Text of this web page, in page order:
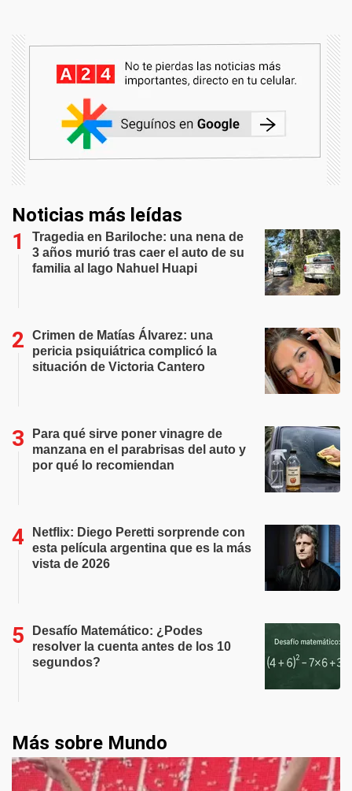
Noticias más leídas
Tragedia en Bariloche: una nena de
3 años murió tras caer el auto de su
familia al lago Nahuel Huapi
Crimen de Matías Álvarez: una
pericia psiquiátrica complicó la
situación de Victoria Cantero
Para qué sirve poner vinagre de
manzana en el parabrisas del auto y
por qué lo recomiendan
Netflix: Diego Peretti sorprende con
esta película argentina que es la más
vista de 2026
Desafío Matemático: ¿Podes
resolver la cuenta antes de los 10
segundos?
Más sobre Mundo